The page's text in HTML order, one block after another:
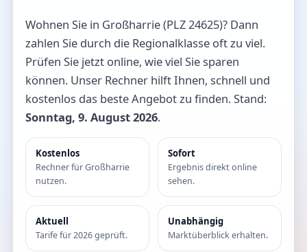
Wohnen Sie in Großharrie (PLZ 24625)? Dann
zahlen Sie durch die Regionalklasse oft zu viel.
Prüfen Sie jetzt online, wie viel Sie sparen
können. Unser Rechner hilft Ihnen, schnell und
kostenlos das beste Angebot zu finden. Stand:
Sonntag, 9. August 2026.
Kostenlos
Rechner für Großharrie
nutzen.
Sofort
Ergebnis direkt online
sehen.
Aktuell
Tarife für 2026 geprüft.
Unabhängig
Marktüberblick erhalten.